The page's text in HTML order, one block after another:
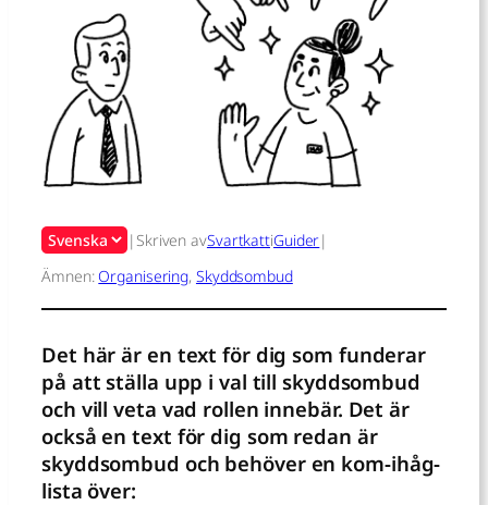
Välj
ett
språk
| Skriven avSvartkattiGuider|
Ämnen: Organisering, Skyddsombud
Det här är en text för dig som funderar
på att ställa upp i val till skyddsombud
och vill veta vad rollen innebär. Det är
också en text för dig som redan är
skyddsombud och behöver en kom-ihåg-
lista över: